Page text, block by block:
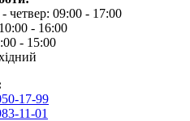
четвер: 09:00 - 17:00
- 16:00
- 15:00
17-99
11-01